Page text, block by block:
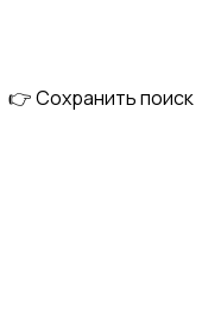
👉 Сохранить поиск